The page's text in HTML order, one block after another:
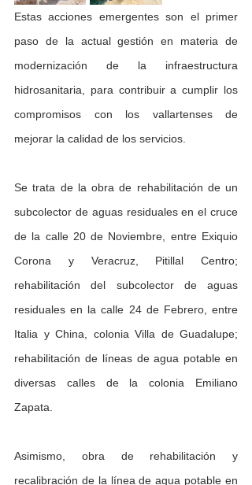
Estas acciones emergentes son el primer
paso de la actual gestión en materia de
modernización de la infraestructura
hidrosanitaria, para contribuir a cumplir los
compromisos con los vallartenses de
mejorar la calidad de los servicios.
Se trata de la obra de rehabilitación de un
subcolector de aguas residuales en el cruce
de la calle 20 de Noviembre, entre Exiquio
Corona y Veracruz, Pitillal Centro;
rehabilitación del subcolector de aguas
residuales en la calle 24 de Febrero, entre
Italia y China, colonia Villa de Guadalupe;
rehabilitación de líneas de agua potable en
diversas calles de la colonia Emiliano
Zapata.
Asimismo, obra de rehabilitación y
recalibración de la línea de agua potable en